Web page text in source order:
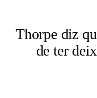
Thorpe diz
de ter